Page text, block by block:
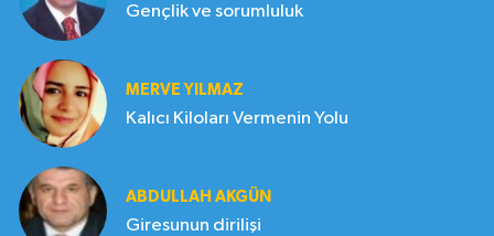
Gençlik ve sorumluluk
MERVE YILMAZ
Kalıcı Kiloları Vermenin Yolu
ABDULLAH AKGÜN
Giresunun dirilişi